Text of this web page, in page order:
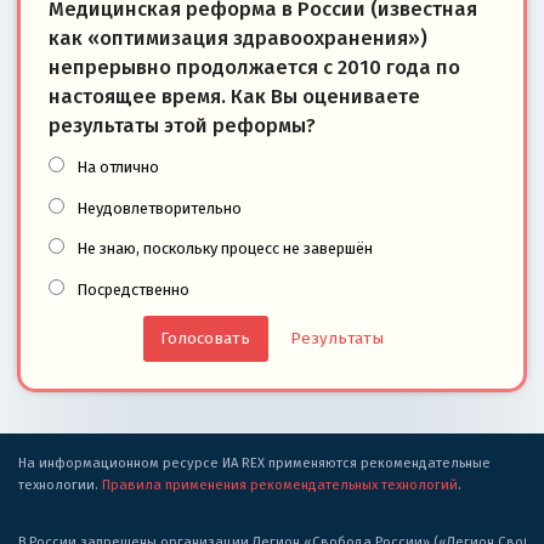
Медицинская реформа в России (известная
как «оптимизация здравоохранения»)
непрерывно продолжается с 2010 года по
настоящее время. Как Вы оцениваете
результаты этой реформы?
На отлично
Неудовлетворительно
Не знаю, поскольку процесс не завершён
Посредственно
Результаты
На информационном ресурсе ИА REX применяются рекомендательные
технологии. Правила применения рекомендательных технологий.